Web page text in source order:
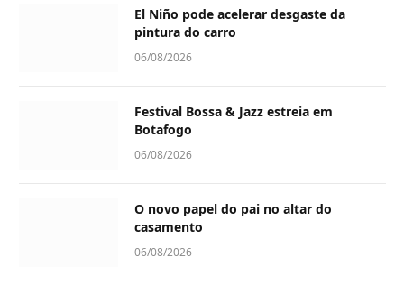
El Niño pode acelerar desgaste da
pintura do carro
06/08/2026
Festival Bossa & Jazz estreia em
Botafogo
06/08/2026
O novo papel do pai no altar do
casamento
06/08/2026